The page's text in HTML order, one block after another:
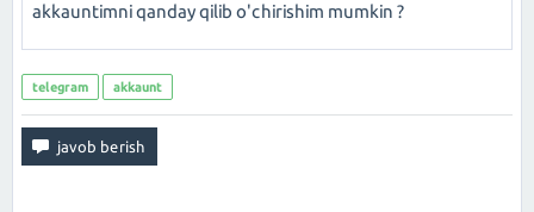
akkauntimni qanday qilib o'chirishim mumkin ?
telegram akkaunt